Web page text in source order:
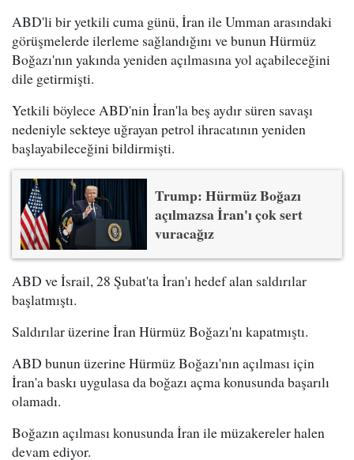
ABD'li bir yetkili cuma günü, İran ile Umman arasındaki
görüşmelerde ilerleme sağlandığını ve bunun Hürmüz
Boğazı'nın yakında yeniden açılmasına yol açabileceğini
dile getirmişti.
Yetkili böylece ABD'nin İran'la beş aydır süren savaşı
nedeniyle sekteye uğrayan petrol ihracatının yeniden
başlayabileceğini bildirmişti.
Trump: Hürmüz Boğazı
açılmazsa İran'ı çok sert
vuracağız
ABD ve İsrail, 28 Şubat'ta İran'ı hedef alan saldırılar
başlatmıştı.
Saldırılar üzerine İran Hürmüz Boğazı'nı kapatmıştı.
ABD bunun üzerine Hürmüz Boğazı'nın açılması için
İran'a baskı uygulasa da boğazı açma konusunda başarılı
olamadı.
Boğazın açılması konusunda İran ile müzakereler halen
devam ediyor.